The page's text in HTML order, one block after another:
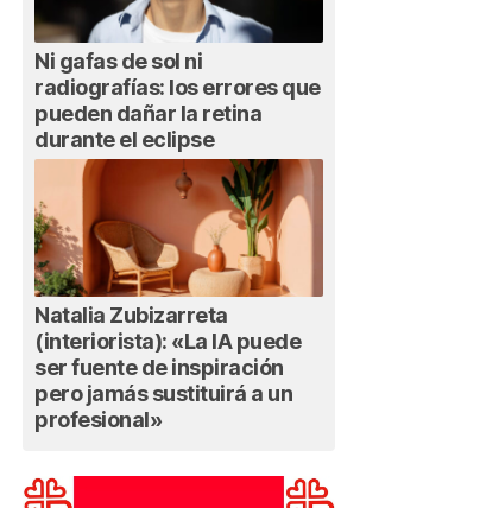
Ni gafas de sol ni
radiografías: los errores que
pueden dañar la retina
durante el eclipse
Natalia Zubizarreta
(interiorista): «La IA puede
ser fuente de inspiración
pero jamás sustituirá a un
profesional»